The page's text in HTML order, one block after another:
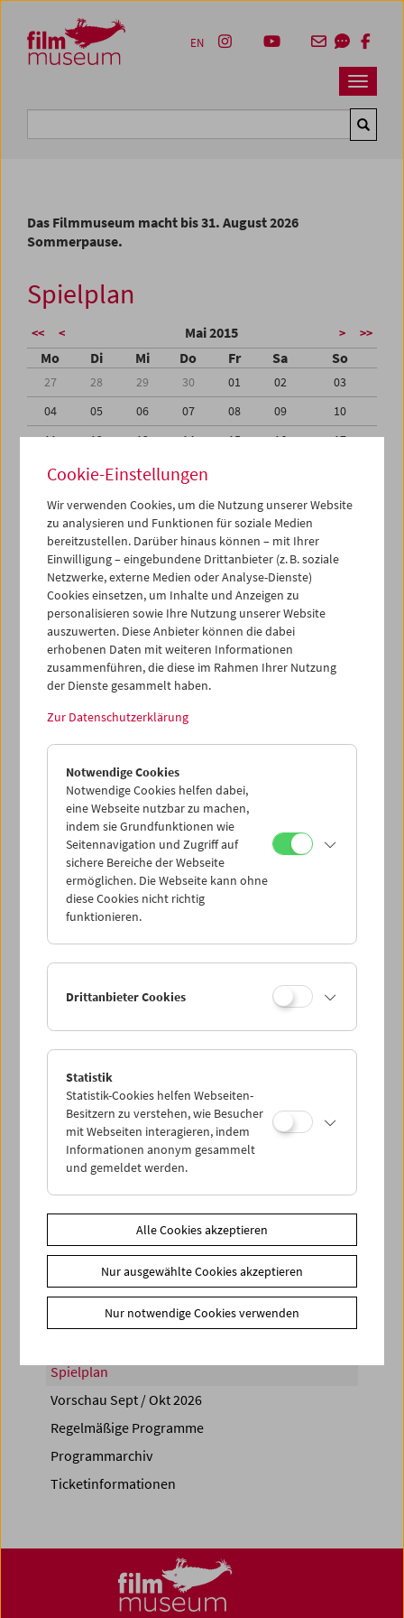
Zum Inhalt
Zum Hauptmenü
Zur Servicenavigation
Zum Suche
Navbar
EN
Das Filmmuseum macht bis 31. August 2026
Sommerpause.
Spielplan
<< < Mai 2015 > >>
Mo Di Mi Do Fr Sa So
27 28 29 30 01 02
03
04
05 06 07 08 09
10
11
12 13 14 15 16
17
18
19 20 21
25
27 29
31
01
02 03 04 05 06
iCalender
Programmheft-PDF
English language or subtitles
< Vorherige Woche
Mo 25.5.
Di 26.5.
Mi 27.5.
Do 28.5.
Sa 30.5.
PROGRAMM ÜBERBLICK
Share on
Spielplan
Vorschau Sept / Okt 2026
Regelmäßige Programme
Programmarchiv
Ticketinformationen
Cookie-Einstellungen
Wir verwenden Cookies, um die Nutzung unserer Website
zu analysieren und Funktionen für soziale Medien
bereitzustellen. Darüber hinaus können – mit Ihrer
Einwilligung – eingebundene Drittanbieter (z. B. soziale
Netzwerke, externe Medien oder Analyse-Dienste)
Cookies einsetzen, um Inhalte und Anzeigen zu
personalisieren sowie Ihre Nutzung unserer Website
auszuwerten. Diese Anbieter können die dabei
erhobenen Daten mit weiteren Informationen
zusammenführen, die diese im Rahmen Ihrer Nutzung
der Dienste gesammelt haben.
Zur Datenschutzerklärung
Notwendige Cookies
Notwendige Cookies helfen dabei,
eine Webseite nutzbar zu machen,
indem sie Grundfunktionen wie
Seitennavigation und Zugriff auf
sichere Bereiche der Webseite
ermöglichen. Die Webseite kann ohne
diese Cookies nicht richtig
funktionieren.
Drittanbieter Cookies
Statistik
Statistik-Cookies helfen Webseiten-
Besitzern zu verstehen, wie Besucher
mit Webseiten interagieren, indem
Informationen anonym gesammelt
und gemeldet werden.
Alle Cookies akzeptieren
Nur ausgewählte Cookies akzeptieren
Nur notwendige Cookies verwenden